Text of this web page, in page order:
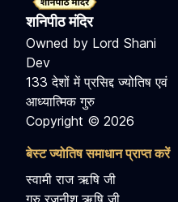
शनिपीठ मंदिर
Owned by Lord Shani
Dev
133 देशों में प्रसिद्द ज्योतिष एवं
आध्यात्मिक गुरु
Copyright © 2026
बेस्ट ज्योतिष समाधान प्राप्त करें
स्वामी राज ऋषि जी
गुरु रजनीश ऋषि जी